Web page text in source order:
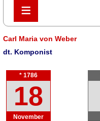
≡
≡
Carl Maria von Weber
dt. Komponist
* 1786
18
November